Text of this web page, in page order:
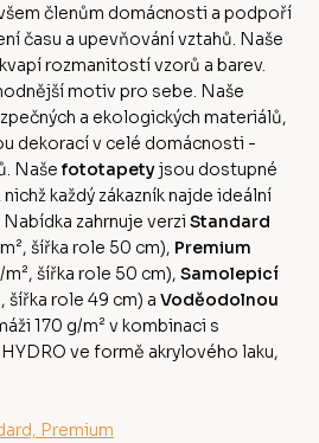
členům domácnosti a podpoří
času a upevňování vztahů. Naše
rozmanitostí vzorů a barev.
motiv pro sebe. Naše
a ekologických materiálů,
dekorací v celé domácnosti -
Naše fototapetyjsou dostupné
každý zákazník najde ideální
zahrnuje verzi Standard
šířka role 50 cm), Premium
šířka role 50 cm), Samolepicí
role 49 cm) a Voděodolnou
170 g/m² v kombinaci s
ve formě akrylového laku,
Premium